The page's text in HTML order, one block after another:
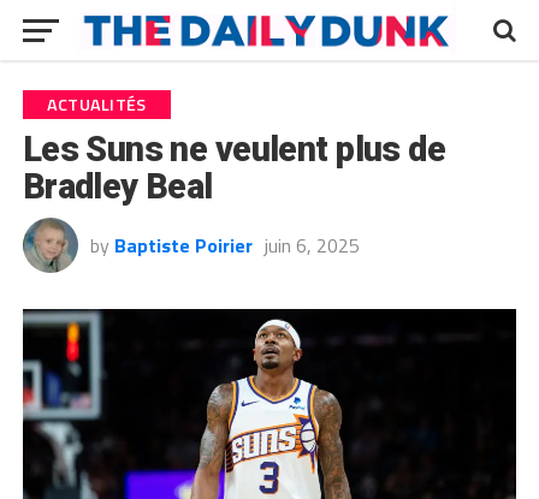
ACTUALITÉS
Les Suns ne veulent plus de
Bradley Beal
by Baptiste Poirier juin 6, 2025